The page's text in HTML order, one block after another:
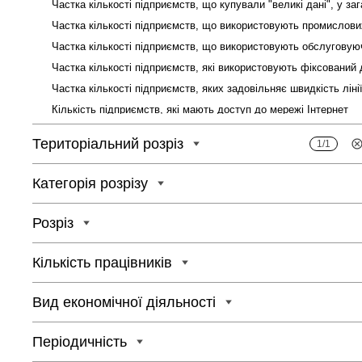
Кількість підприємств, які мають доступ до мережі Інтернет
Кількість зайнятих працівників, які мають доступ до мережі
Територіальний розріз 1/1
Категорія розрізу
Розріз
Кількість працівників
Вид економічної діяльності
Періодичність